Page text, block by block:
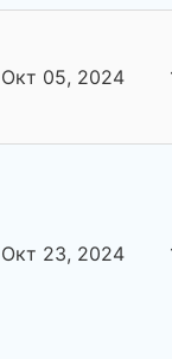
Окт 05, 2024
Окт 23, 2024